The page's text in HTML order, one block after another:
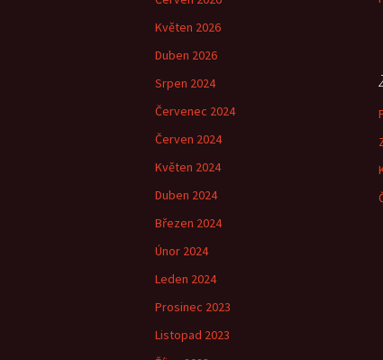
Květen 2026
Duben 2026
Srpen 2024
Červenec 2024
Červen 2024
Květen 2024
Duben 2024
Březen 2024
Únor 2024
Leden 2024
Prosinec 2023
Listopad 2023